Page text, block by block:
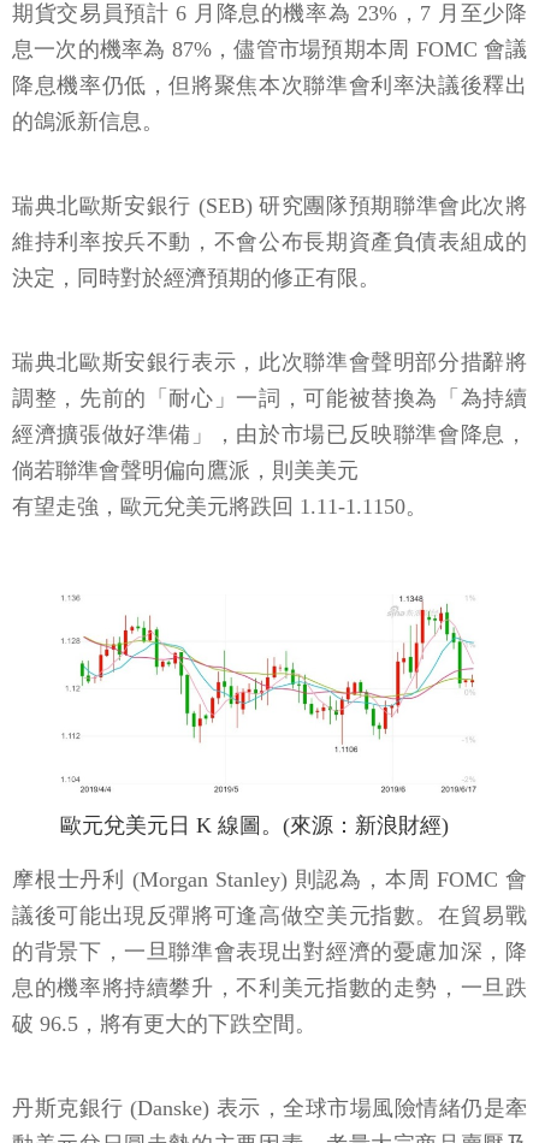
期貨交易員預計 6 月降息的機率為 23%，7 月至少降
息一次的機率為 87%，儘管市場預期本周 FOMC 會議
降息機率仍低，但將聚焦本次聯準會利率決議後釋出
的鴿派新信息。
瑞典北歐斯安銀行 (SEB) 研究團隊預期聯準會此次將
維持利率按兵不動，不會公布長期資產負債表組成的
決定，同時對於經濟預期的修正有限。
瑞典北歐斯安銀行表示，此次聯準會聲明部分措辭將
調整，先前的「耐心」一詞，可能被替換為「為持續
經濟擴張做好準備」，由於市場已反映聯準會降息，
倘若聯準會聲明偏向鷹派，則美美元
有望走強，歐元兌美元將跌回 1.11-1.1150。
歐元兌美元日 K 線圖。(來源：新浪財經)
摩根士丹利 (Morgan Stanley) 則認為，本周 FOMC 會
議後可能出現反彈將可逢高做空美元指數。在貿易戰
的背景下，一旦聯準會表現出對經濟的憂慮加深，降
息的機率將持續攀升，不利美元指數的走勢，一旦跌
破 96.5，將有更大的下跌空間。
丹斯克銀行 (Danske) 表示，全球市場風險情緒仍是牽